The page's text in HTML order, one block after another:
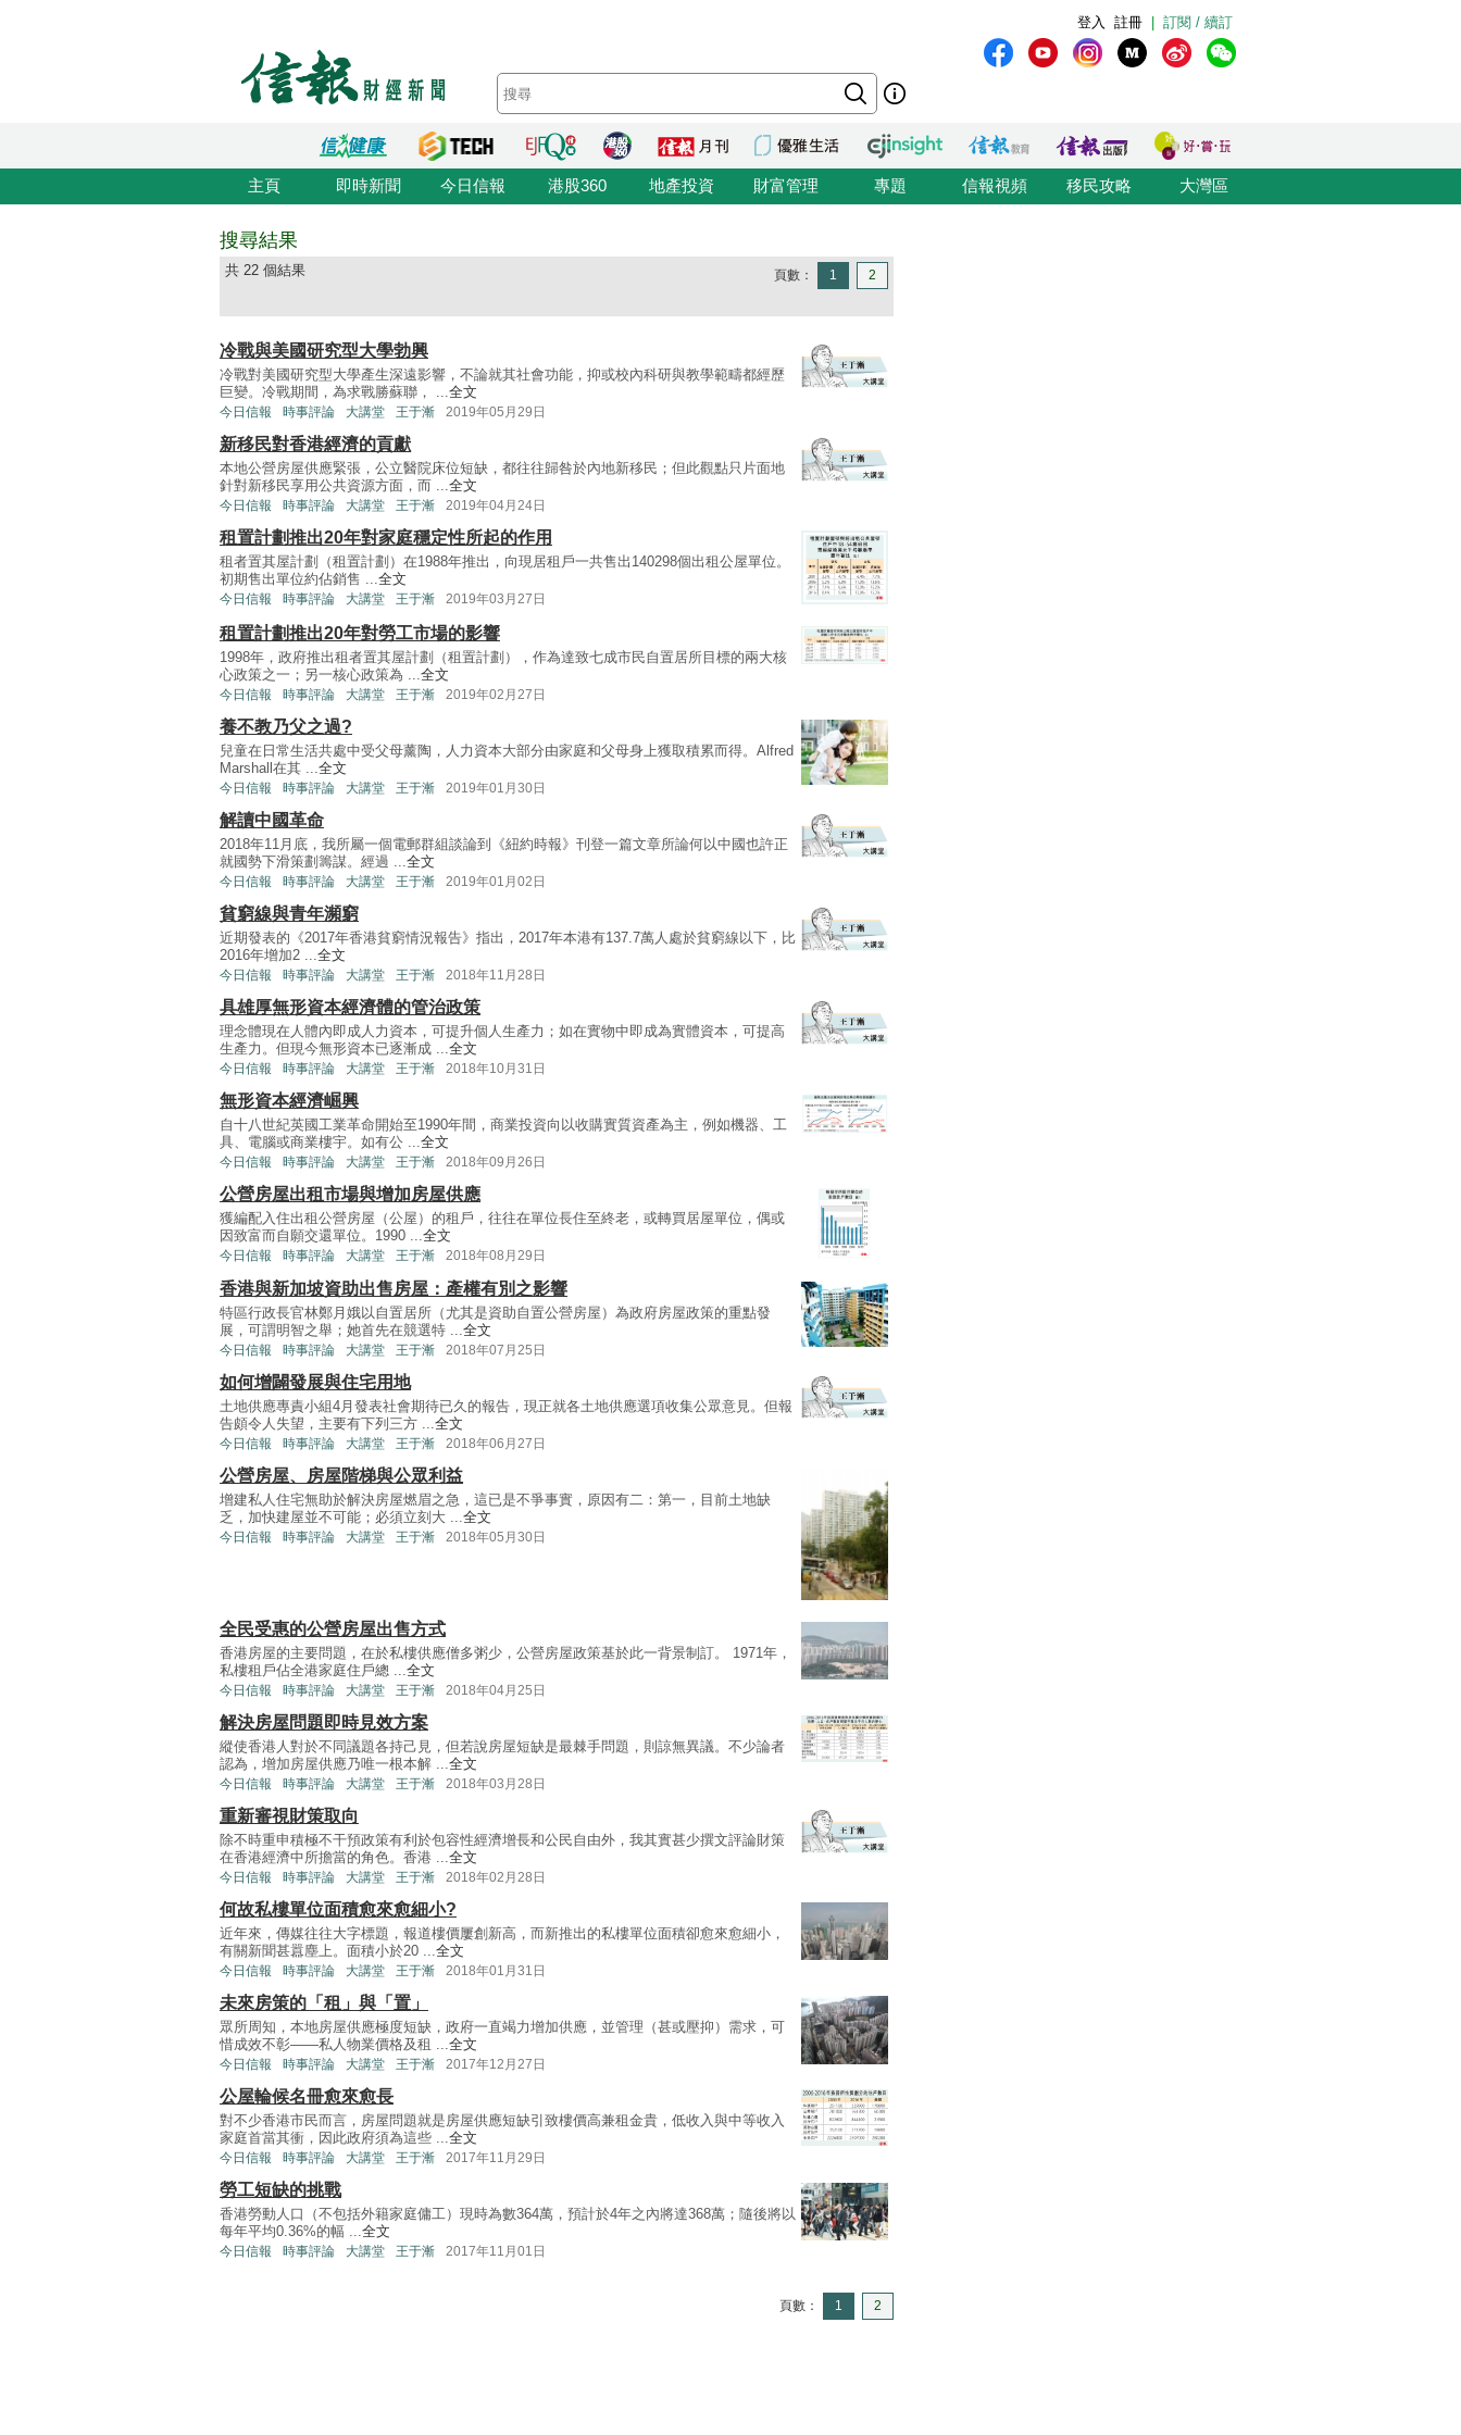
訂閱 / 續訂
註冊
登入
主頁 即時新聞 今日信報 港股360 地產投資 財富管理 專題 信報視頻 移民攻略 大灣區
搜尋結果
共 22 個結果 頁數： 1 2
冷戰與美國研究型大學勃興
冷戰對美國研究型大學產生深遠影響，不論就其社會功能，抑或校內科研與教學範疇都經歷
巨變。冷戰期間，為求戰勝蘇聯， ...全文
今日信報 時事評論 大講堂 王于漸 2019年05月29日
新移民對香港經濟的貢獻
本地公營房屋供應緊張，公立醫院床位短缺，都往往歸咎於內地新移民；但此觀點只片面地
針對新移民享用公共資源方面，而 ...全文
今日信報 時事評論 大講堂 王于漸 2019年04月24日
租置計劃推出20年對家庭穩定性所起的作用
租者置其屋計劃（租置計劃）在1988年推出，向現居租戶一共售出140298個出租公屋單位。
初期售出單位約佔銷售 ...全文
今日信報 時事評論 大講堂 王于漸 2019年03月27日
租置計劃推出20年對勞工市場的影響
1998年，政府推出租者置其屋計劃（租置計劃），作為達致七成市民自置居所目標的兩大核
心政策之一；另一核心政策為 ... 全文
今日信報 時事評論 大講堂 王于漸 2019年02月27日
養不教乃父之過?
兒童在日常生活共處中受父母薰陶，人力資本大部分由家庭和父母身上獲取積累而得。Alfred
Marshall在其 ... 全文
今日信報 時事評論 大講堂 王于漸 2019年01月30日
解讀中國革命
2018年11月底，我所屬一個電郵群組談論到《紐約時報》刊登一篇文章所論何以中國也許正
就國勢下滑策劃籌謀。經過 ... 全文
今日信報 時事評論 大講堂 王于漸 2019年01月02日
貧窮線與青年瀕窮
近期發表的《2017年香港貧窮情況報告》指出，2017年本港有137.7萬人處於貧窮線以下，比
2016年增加2 ... 全文
今日信報 時事評論 大講堂 王于漸 2018年11月28日
具雄厚無形資本經濟體的管治政策
理念體現在人體內即成人力資本，可提升個人生產力；如在實物中即成為實體資本，可提高
生產力。但現今無形資本已逐漸成 ... 全文
今日信報 時事評論 大講堂 王于漸 2018年10月31日
無形資本經濟崛興
自十八世紀英國工業革命開始至1990年間，商業投資向以收購實質資產為主，例如機器、工
具、電腦或商業樓宇。如有公 ... 全文
今日信報 時事評論 大講堂 王于漸 2018年09月26日
公營房屋出租市場與增加房屋供應
獲編配入住出租公營房屋（公屋）的租戶，往往在單位長住至終老，或轉買居屋單位，偶或
因致富而自願交還單位。1990 ... 全文
今日信報 時事評論 大講堂 王于漸 2018年08月29日
香港與新加坡資助出售房屋：產權有別之影響
特區行政長官林鄭月娥以自置居所（尤其是資助自置公營房屋）為政府房屋政策的重點發
展，可謂明智之舉；她首先在競選特 ... 全文
今日信報 時事評論 大講堂 王于漸 2018年07月25日
如何增闢發展與住宅用地
土地供應專責小組4月發表社會期待已久的報告，現正就各土地供應選項收集公眾意見。但報
告頗令人失望，主要有下列三方 ... 全文
今日信報 時事評論 大講堂 王于漸 2018年06月27日
公營房屋、房屋階梯與公眾利益
增建私人住宅無助於解決房屋燃眉之急，這已是不爭事實，原因有二：第一，目前土地缺
乏，加快建屋並不可能；必須立刻大 ... 全文
今日信報 時事評論 大講堂 王于漸 2018年05月30日
全民受惠的公營房屋出售方式
香港房屋的主要問題，在於私樓供應僧多粥少，公營房屋政策基於此一背景制訂。 1971年，
私樓租戶佔全港家庭住戶總 ... 全文
今日信報 時事評論 大講堂 王于漸 2018年04月25日
解決房屋問題即時見效方案
縱使香港人對於不同議題各持己見，但若說房屋短缺是最棘手問題，則諒無異議。不少論者
認為，增加房屋供應乃唯一根本解 ... 全文
今日信報 時事評論 大講堂 王于漸 2018年03月28日
重新審視財策取向
除不時重申積極不干預政策有利於包容性經濟增長和公民自由外，我其實甚少撰文評論財策
在香港經濟中所擔當的角色。香港 ... 全文
今日信報 時事評論 大講堂 王于漸 2018年02月28日
何故私樓單位面積愈來愈細小?
近年來，傳媒往往大字標題，報道樓價屢創新高，而新推出的私樓單位面積卻愈來愈細小，
有關新聞甚囂塵上。面積小於20 ... 全文
今日信報 時事評論 大講堂 王于漸 2018年01月31日
未來房策的「租」與「置」
眾所周知，本地房屋供應極度短缺，政府一直竭力增加供應，並管理（甚或壓抑）需求，可
惜成效不彰——私人物業價格及租 ... 全文
今日信報 時事評論 大講堂 王于漸 2017年12月27日
公屋輪候名冊愈來愈長
對不少香港市民而言，房屋問題就是房屋供應短缺引致樓價高兼租金貴，低收入與中等收入
家庭首當其衝，因此政府須為這些 ... 全文
今日信報 時事評論 大講堂 王于漸 2017年11月29日
勞工短缺的挑戰
香港勞動人口（不包括外籍家庭傭工）現時為數364萬，預計於4年之內將達368萬；隨後將以
每年平均0.36%的幅 ... 全文
今日信報 時事評論 大講堂 王于漸 2017年11月01日
頁數： 1 2